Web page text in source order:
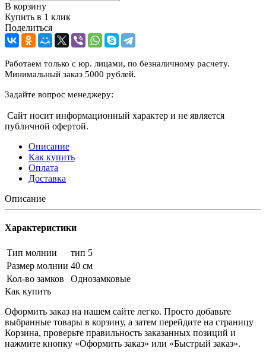
В корзину
Купить в 1 клик
Поделиться
Работаем только с юр. лицами, по безналичному расчету.
Минимальный заказ 5000 рублей.
Задайте вопрос менеджеру:
Сайт носит информационный характер и не является
публичной офертой.
Описание
Как купить
Оплата
Доставка
Описание
Характеристики
Тип молнии
тип 5
Размер молнии 40 см
Кол-во замков
Однозамковые
Как купить
Оформить заказ на нашем сайте легко. Просто добавьте
выбранные товары в корзину, а затем перейдите на страницу
Корзина, проверьте правильность заказанных позиций и
нажмите кнопку «Оформить заказ» или «Быстрый заказ».